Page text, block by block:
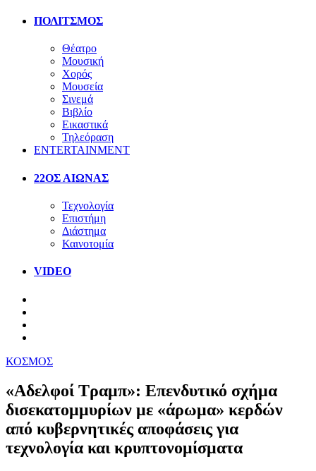
ΠΟΛΙΤΣΜΟΣ
Θέατρο
Μουσική
Χορός
Μουσεία
Σινεμά
Βιβλίο
Εικαστικά
Τηλεόραση
ENTERTAINMENT
22ΟΣ ΑΙΩΝΑΣ
Τεχνολογία
Επιστήμη
Διάστημα
Καινοτομία
VIDEO
ΚΟΣΜΟΣ
«Αδελφοί Τραμπ»: Επενδυτικό σχήμα
δισεκατομμυρίων με «άρωμα» κερδών
από κυβερνητικές αποφάσεις για
τεχνολογία και κρυπτονομίσματα